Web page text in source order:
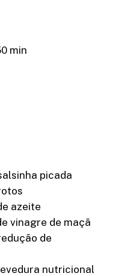
min
picada
azeite
vinagre de maçã
de
nutricional